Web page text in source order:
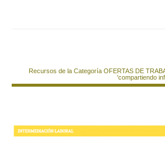
Recursos de la Categoría OFERTAS DE
'compartiendo